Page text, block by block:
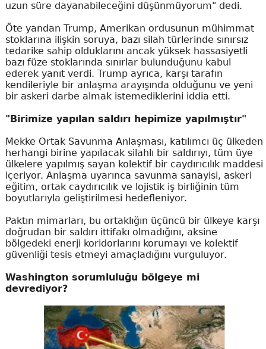
uzun süre dayanabileceğini düşünmüyorum" dedi.
Öte yandan Trump, Amerikan ordusunun mühimmat
stoklarına ilişkin soruya, bazı silah türlerinde sınırsız
tedarike sahip olduklarını ancak yüksek hassasiyetli
bazı füze stoklarında sınırlar bulunduğunu kabul
ederek yanıt verdi. Trump ayrıca, karşı tarafın
kendileriyle bir anlaşma arayışında olduğunu ve yeni
bir askeri darbe almak istemediklerini iddia etti.
"Birimize yapılan saldırı hepimize yapılmıştır"
Mekke Ortak Savunma Anlaşması, katılımcı üç ülkeden
herhangi birine yapılacak silahlı bir saldırıyı, tüm üye
ülkelere yapılmış sayan kolektif bir caydırıcılık maddesi
içeriyor. Anlaşma uyarınca savunma sanayisi, askeri
eğitim, ortak caydırıcılık ve lojistik iş birliğinin tüm
boyutlarıyla geliştirilmesi hedefleniyor.
Paktın mimarları, bu ortaklığın üçüncü bir ülkeye karşı
doğrudan bir saldırı ittifakı olmadığını, aksine
bölgedeki enerji koridorlarını korumayı ve kolektif
güvenliği tesis etmeyi amaçladığını vurguluyor.
Washington sorumluluğu bölgeye mi
devrediyor?